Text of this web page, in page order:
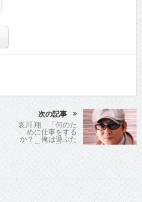
次の記事
哀川 翔 「何のた
めに仕事をする
か？ 俺は遊ぶた
めに働く、遊びた
いから仕事する」V
シネマの帝王の異
名を取る“アニ
キ”がデビュー25周
年のお祭りイヤー
に昆虫探偵に変
身!?